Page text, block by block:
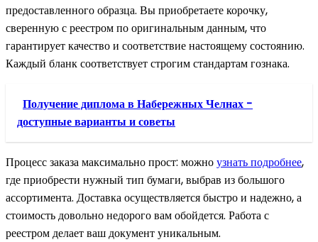
предоставленного образца. Вы приобретаете корочку,
сверенную с реестром по оригинальным данным, что
гарантирует качество и соответствие настоящему состоянию.
Каждый бланк соответствует строгим стандартам гознака.
Получение диплома в Набережных Челнах -
доступные варианты и советы
Процесс заказа максимально прост: можноузнать подробнее,
где приобрести нужный тип бумаги, выбрав из большого
ассортимента. Доставка осуществляется быстро и надежно, а
стоимость довольно недорого вам обойдется. Работа с
реестром делает ваш документ уникальным.